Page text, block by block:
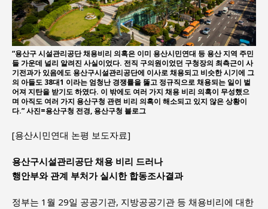
“용산구 시설관리공단 채용비리 의혹은 이미 용산시민연대 등 용산 지역 주민
들 가운데 널리 알려진 사실이었다. 전직 구의원이었던 구청장의 최측근이 사
기전과가 있음에도 용산구시설관리공단에 이사로 채용되고 비슷한 시기에 그
의 아들도 38대1 이라는 엄청난 경쟁률을 뚫고 정규직으로 채용되는 일이 벌
어져 지탄을 받기도 하였다. 이 밖에도 여러 가지 채용 비리 의혹이 무성했으
며 아직도 여러 가지 용산구청 관련 비리 의혹이 해소되고 있지 않은 상황이
다.” 사진=용산구청 전경, 용산구청 블로그
[용산시민연대 논평 보도자료]
용산구시설관리공단 채용 비리 드러나
행안부와 관계 부처가 실시한 합동조사결과
정부는 1월 29일 공공기관, 지방공공기관 등 채용비리에 대한